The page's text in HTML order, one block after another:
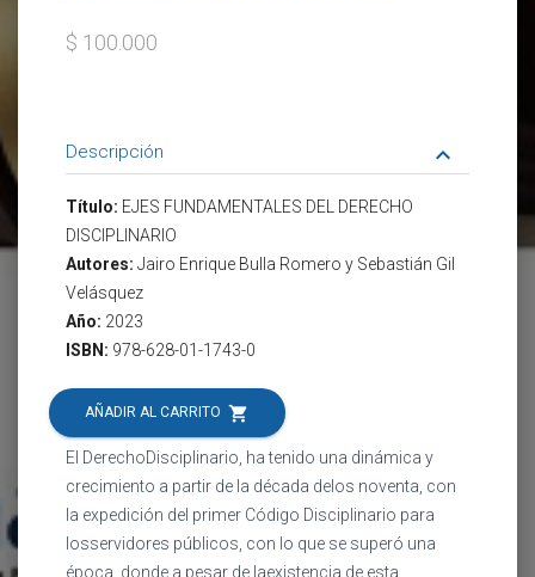
$ 100.000
Descripción keyboard_arrow_down
Título: EJES FUNDAMENTALES DEL DERECHO
DISCIPLINARIO
Autores: Jairo Enrique Bulla Romero y Sebastián Gil
Velásquez
Año: 2023
ISBN: 978-628-01-1743-0
AÑADIR AL CARRITO shopping_cart
El DerechoDisciplinario, ha tenido una dinámica y
crecimiento a partir de la década delos noventa, con
la expedición del primer Código Disciplinario para
losservidores públicos, con lo que se superó una
época, donde a pesar de laexistencia de esta